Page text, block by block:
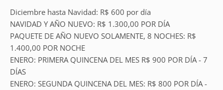
Diciembre hasta Navidad: R$ 600 por día
NAVIDAD Y AÑO NUEVO: R$ 1.300,00 POR DÍA
PAQUETE DE AÑO NUEVO SOLAMENTE, 8 NOCHES: R$
1.400,00 POR NOCHE
ENERO: PRIMERA QUINCENA DEL MES R$ 900 POR DÍA - 7
DÍAS
ENERO: SEGUNDA QUINCENA DEL MES: R$ 800 POR DÍA -